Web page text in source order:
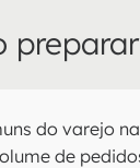
do varejo
de